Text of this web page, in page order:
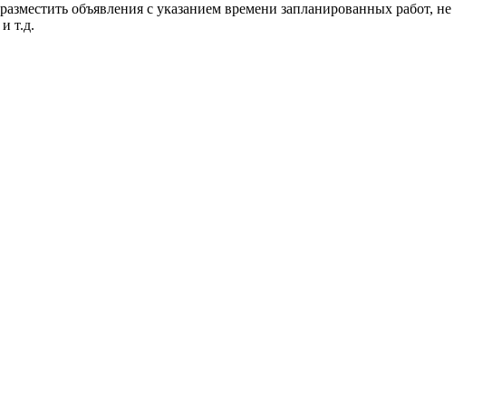
объявления с указанием времени запланированных работ, не
т.д.